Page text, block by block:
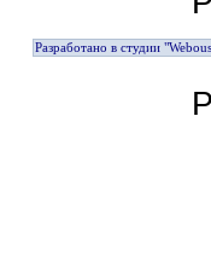
Разработано в студии